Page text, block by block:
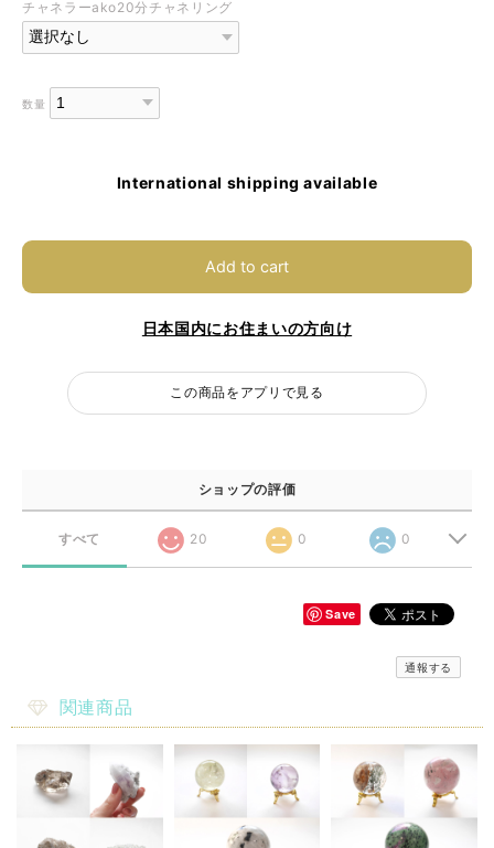
チャネラーako20分チャネリング
数量
International shipping available
Add to cart
日本国内にお住まいの方向け
この商品をアプリで見る
ショップの評価
すべて 20 0 0
Save
通報する
関連商品